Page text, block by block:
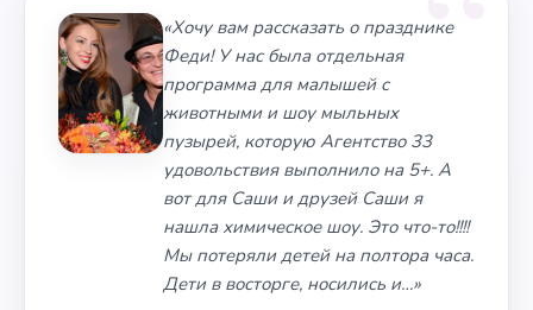
«Хочу вам рассказать о празднике
Феди! У нас была отдельная
программа для малышей с
животными и шоу мыльных
пузырей, которую Агентство 33
удовольствия выполнило на 5+. А
вот для Саши и друзей Саши я
нашла химическое шоу. Это что-то!!!!
Мы потеряли детей на полтора часа.
Дети в восторге, носились и…»